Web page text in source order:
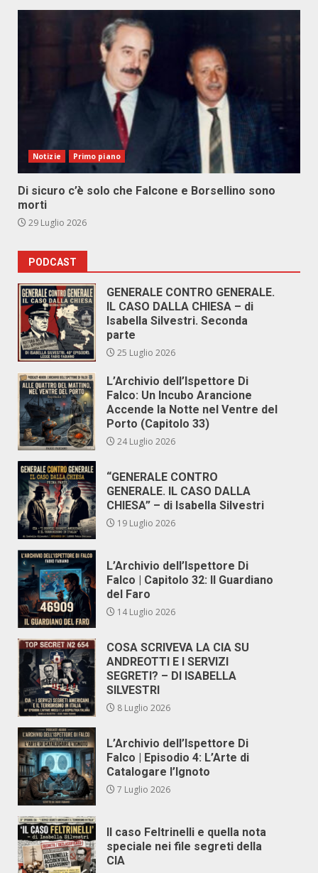
Notizie Primo piano
Di sicuro c’è solo che Falcone e Borsellino sono
morti
29 Luglio 2026
PODCAST
GENERALE CONTRO GENERALE.
IL CASO DALLA CHIESA – di
Isabella Silvestri. Seconda
parte
25 Luglio 2026
L’Archivio dell’Ispettore Di
Falco: Un Incubo Arancione
Accende la Notte nel Ventre del
Porto (Capitolo 33)
24 Luglio 2026
“GENERALE CONTRO
GENERALE. IL CASO DALLA
CHIESA” – di Isabella Silvestri
19 Luglio 2026
L’Archivio dell’Ispettore Di
Falco | Capitolo 32: Il Guardiano
del Faro
14 Luglio 2026
COSA SCRIVEVA LA CIA SU
ANDREOTTI E I SERVIZI
SEGRETI? – DI ISABELLA
SILVESTRI
8 Luglio 2026
L’Archivio dell’Ispettore Di
Falco | Episodio 4: L’Arte di
Catalogare l’Ignoto
7 Luglio 2026
Il caso Feltrinelli e quella nota
speciale nei file segreti della
CIA